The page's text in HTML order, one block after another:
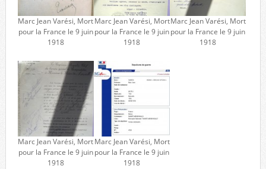
Marc Jean Varési, Mort
pour la France le 9 juin
1918
Marc Jean Varési, Mort
pour la France le 9 juin
1918
Marc Jean Varési, Mort
pour la France le 9 juin
1918
Marc Jean Varési, Mort
pour la France le 9 juin
1918
Marc Jean Varési, Mort
pour la France le 9 juin
1918